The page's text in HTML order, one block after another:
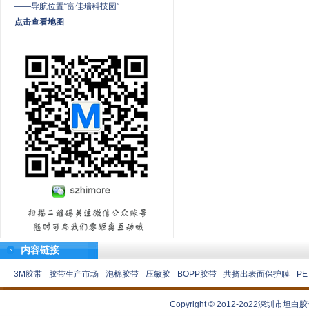
——导航位置“富佳瑞科技园”
点击查看地图
内容链接
3M胶带 胶带生产市场 泡棉胶带 压敏胶 BOPP胶带 共挤出表面保护膜
Copyright © 2o12-2o22深圳市坦白